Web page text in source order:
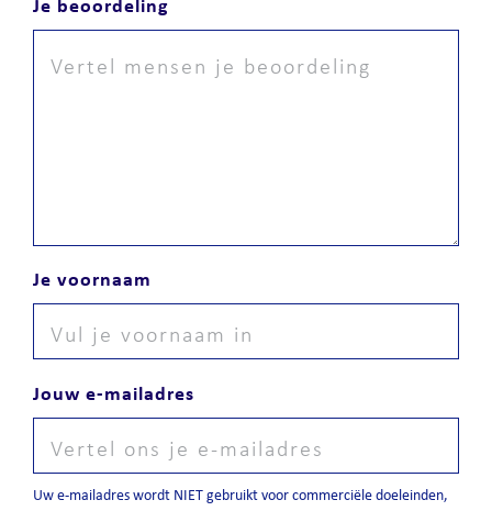
Je voornaam
Jouw e-mailadres
Uw e-mailadres wordt NIET gebruikt voor commerciële doeleinden,